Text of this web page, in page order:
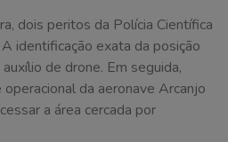
dois peritos da Polícia Científica
identificação exata da posição
de drone. Em seguida,
da aeronave Arcanjo
a área cercada por